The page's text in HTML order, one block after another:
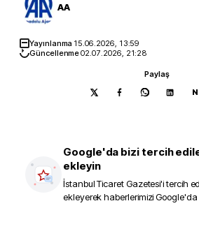
AA
Yayınlanma 15.06.2026, 13:59
Güncellenme02.07.2026, 21:28
Paylaş
N
Google'da bizi tercih
ekleyin
İstanbul Ticaret Gazetesi'i tercih
ekleyerek haberlerimizi Google'da